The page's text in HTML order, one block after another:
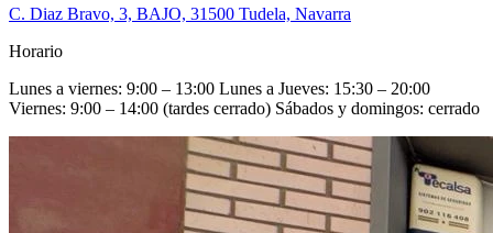
C. Diaz Bravo, 3, BAJO, 31500 Tudela, Navarra
Horario
Lunes a viernes: 9:00 – 13:00 Lunes a Jueves: 15:30 – 20:00
Viernes: 9:00 – 14:00 (tardes cerrado) Sábados y domingos: cerrado